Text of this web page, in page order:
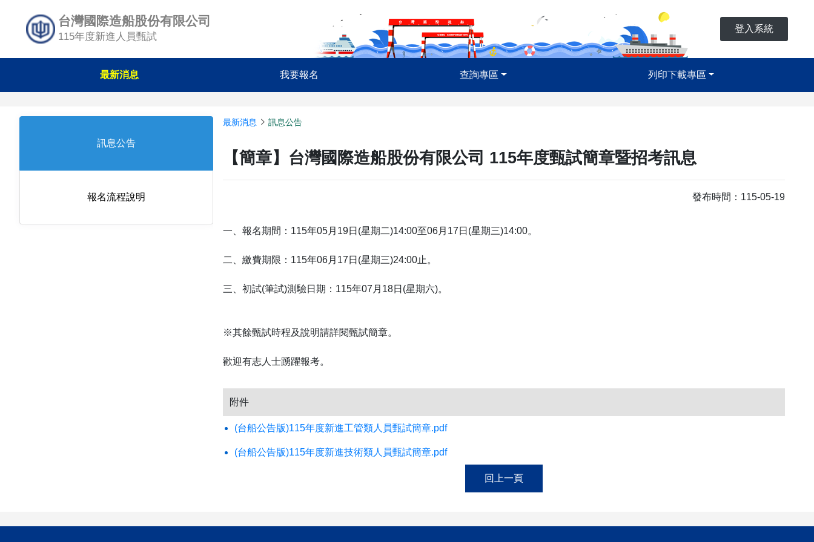
台灣國際造船股份有限公司
115年度新進人員甄試
登入系統
最新消息 我要報名 查詢專區 列印下載專區
訊息公告
報名流程說明
最新消息 訊息公告
【簡章】台灣國際造船股份有限公司 115年度甄試簡章暨招考訊息
發布時間：115-05-19
一、報名期間：115年05月19日(星期二)14:00至06月17日(星期三)14:00。
二、繳費期限：115年06月17日(星期三)24:00止。
三、初試(筆試)測驗日期：115年07月18日(星期六)。
※其餘甄試時程及說明請詳閱甄試簡章。
歡迎有志人士踴躍報考。
附件
(台船公告版)115年度新進工管類人員甄試簡章.pdf
(台船公告版)115年度新進技術類人員甄試簡章.pdf
回上一頁